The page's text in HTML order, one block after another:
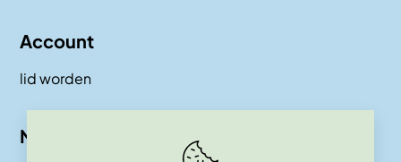
Account
lid worden
Nieuwsbrief